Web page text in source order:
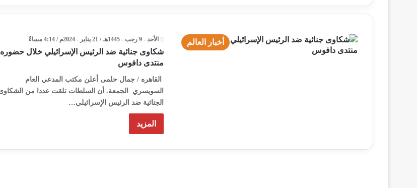
أخبار العالم الأحد - 9 رجب - 1445هـ / 21 يناير - 2024م / 4:14 مساءً
شكاوى جنائية ضد الرئيس الإسرائيلي خلال حضوره
منتدى دافوس
القاهره / جمال حلمى أعلن مكتب المدعي العام
السويسري الجمعة. أن السلطات تلقت عددا من
الجنائية ضد الرئيس الإسرائيلي…
المزيد